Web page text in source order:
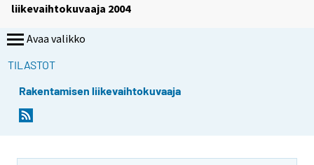
liikevaihtokuvaaja 2004
Avaa valikko
TILASTOT
Rakentamisen liikevaihtokuvaaja